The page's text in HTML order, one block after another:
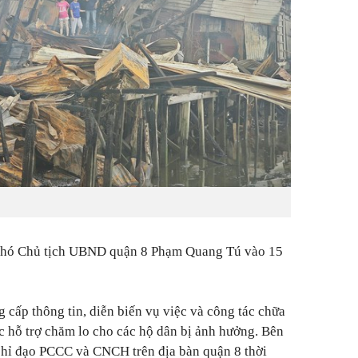
Chủ tịch UBND quận 8 Phạm Quang Tú vào 15
cấp thông tin, diễn biến vụ việc và công tác chữa
hỗ trợ chăm lo cho các hộ dân bị ảnh hưởng. Bên
đạo PCCC và CNCH trên địa bàn quận 8 thời